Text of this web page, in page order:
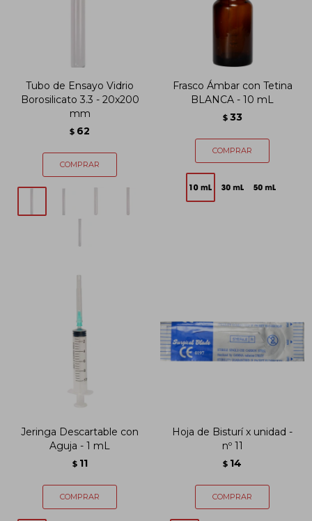
Tubo de Ensayo Vidrio
Borosilicato 3.3 - 20x200
mm
$ 62
Frasco Ámbar con Tetina
BLANCA - 10 mL
$ 33
Jeringa Descartable con
Aguja - 1 mL
$ 11
Hoja de Bisturí x unidad -
nº 11
$ 14